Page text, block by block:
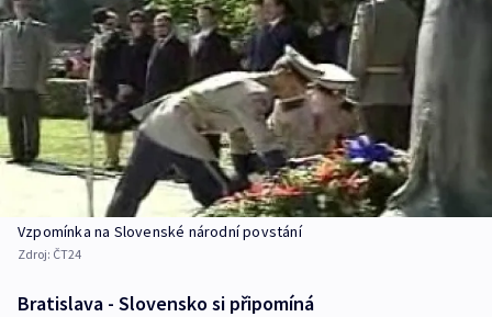
Vzpomínka na Slovenské národní povstání
Zdroj: ČT24
Bratislava - Slovensko si připomíná